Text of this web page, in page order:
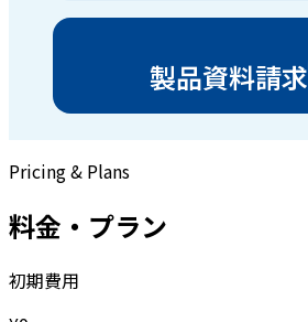
製品資料請求
Pricing & Plans
料金・プラン
初期費用